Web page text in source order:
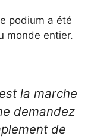
podium a été
monde entier.
la marche
demandez
de